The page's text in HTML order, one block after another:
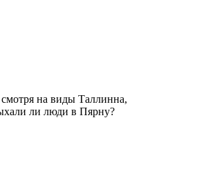
на виды Таллинна,
ли люди в Пярну?